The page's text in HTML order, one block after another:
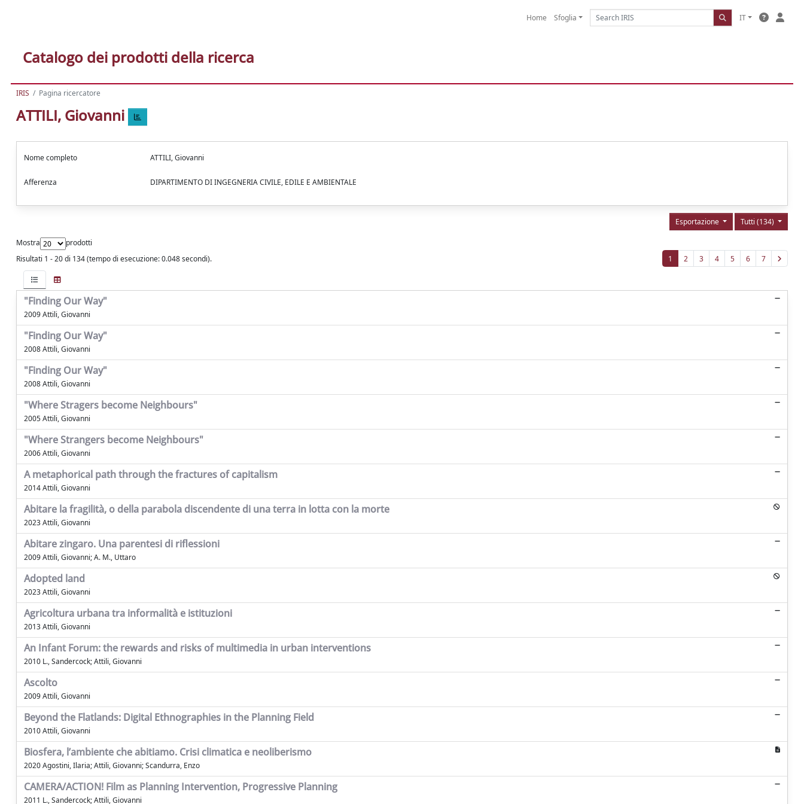
Home Sfoglia IT
Catalogo dei prodotti della ricerca
IRIS Pagina ricercatore
ATTILI, Giovanni
Nome completo ATTILI, Giovanni
Afferenza DIPARTIMENTO DI INGEGNERIA CIVILE, EDILE E AMBIENTALE
Tutti (134)
Esportazione
Mostra
prodotti
Risultati 1 - 20 di 134 (tempo di esecuzione: 0.048 secondi).
1 2 3 4 5 6 7
"Finding Our Way"
2009 Attili, Giovanni
"Finding Our Way"
2008 Attili, Giovanni
"Finding Our Way"
2008 Attili, Giovanni
"Where Stragers become Neighbours"
2005 Attili, Giovanni
"Where Strangers become Neighbours"
2006 Attili, Giovanni
A metaphorical path through the fractures of capitalism
2014 Attili, Giovanni
Abitare la fragilità, o della parabola discendente di una terra in lotta con la morte
2023 Attili, Giovanni
Abitare zingaro. Una parentesi di riflessioni
2009 Attili, Giovanni; A. M., Uttaro
Adopted land
2023 Attili, Giovanni
Agricoltura urbana tra informalità e istituzioni
2013 Attili, Giovanni
An Infant Forum: the rewards and risks of multimedia in urban interventions
2010 L., Sandercock; Attili, Giovanni
Ascolto
2009 Attili, Giovanni
Beyond the Flatlands: Digital Ethnographies in the Planning Field
2010 Attili, Giovanni
Biosfera, l’ambiente che abitiamo. Crisi climatica e neoliberismo
2020 Agostini, Ilaria; Attili, Giovanni; Scandurra, Enzo
CAMERA/ACTION! Film as Planning Intervention, Progressive Planning
2011 L., Sandercock; Attili, Giovanni